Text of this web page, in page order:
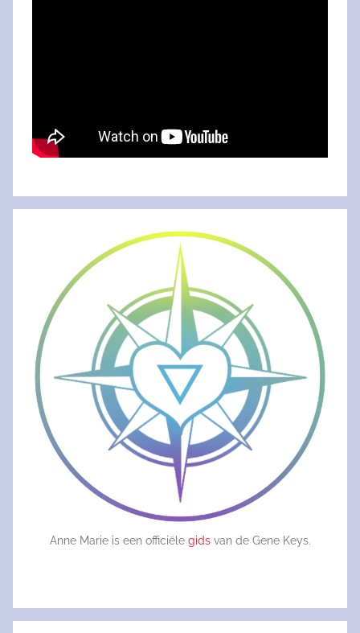
Anne Marie is een officiële gidsvan de Gene Keys.